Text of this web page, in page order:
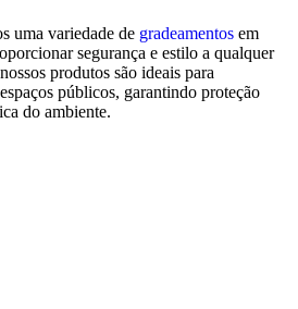
uma variedade de gradeamentos em
segurança e estilo a qualquer
produtos são ideais para
públicos, garantindo proteção
do ambiente.